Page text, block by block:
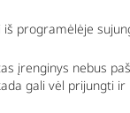
programėlėje
įrenginys nebus
gali vėl prijungti ir